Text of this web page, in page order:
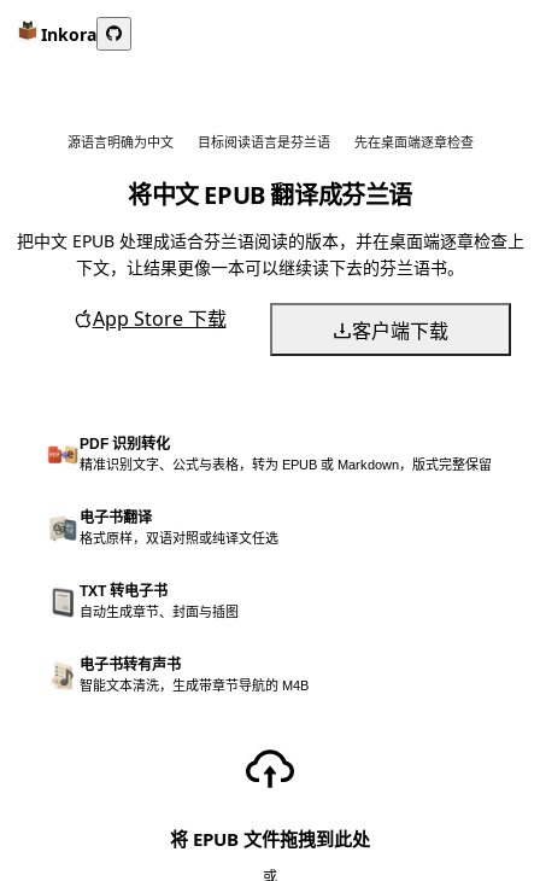
Inkora
源语言明确为中文 目标阅读语言是芬兰语 先在桌面端逐章检查
将中文 EPUB 翻译成芬兰语
把中文 EPUB 处理成适合芬兰语阅读的版本，并在桌面端逐章检查上
下文，让结果更像一本可以继续读下去的芬兰语书。
App Store 下载 客户端下载
PDF 识别转化
精准识别文字、公式与表格，转为 EPUB 或 Markdown，版式完整保留
电子书翻译
格式原样，双语对照或纯译文任选
TXT 转电子书
自动生成章节、封面与插图
电子书转有声书
智能文本清洗，生成带章节导航的 M4B
将 EPUB 文件拖拽到此处
或